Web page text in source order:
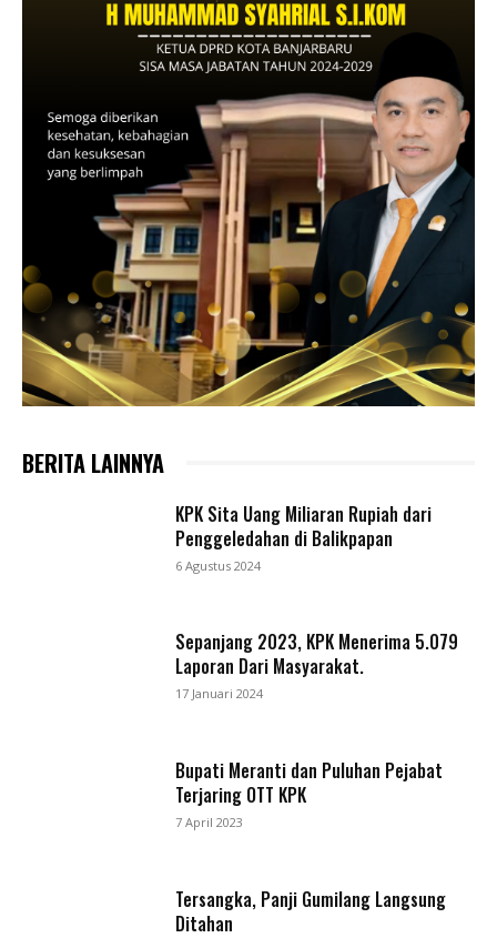
BERITA LAINNYA
KPK Sita Uang Miliaran Rupiah dari
Penggeledahan di Balikpapan
6 Agustus 2024
Sepanjang 2023, KPK Menerima 5.079
Laporan Dari Masyarakat.
17 Januari 2024
Bupati Meranti dan Puluhan Pejabat
Terjaring OTT KPK
7 April 2023
Tersangka, Panji Gumilang Langsung
Ditahan